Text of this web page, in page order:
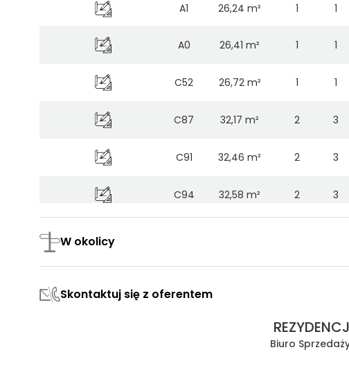
A1 26,24 m² 1 1
A0 26,41 m² 1 1
C52 26,72 m² 1 1
C87 32,17 m² 2 3
C91 32,46 m² 2 3
C94 32,58 m² 2 3
C92 32,73 m² 2 3
2 2
W okolicy
Skontaktuj się z oferentem
Biuro